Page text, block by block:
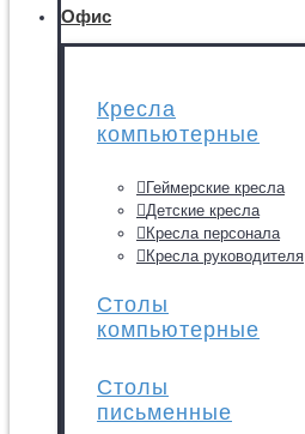
Офис
Кресла
компьютерные
Геймерские кресла
Детские кресла
Кресла персонала
Кресла руководителя
Столы
компьютерные
Столы
письменные